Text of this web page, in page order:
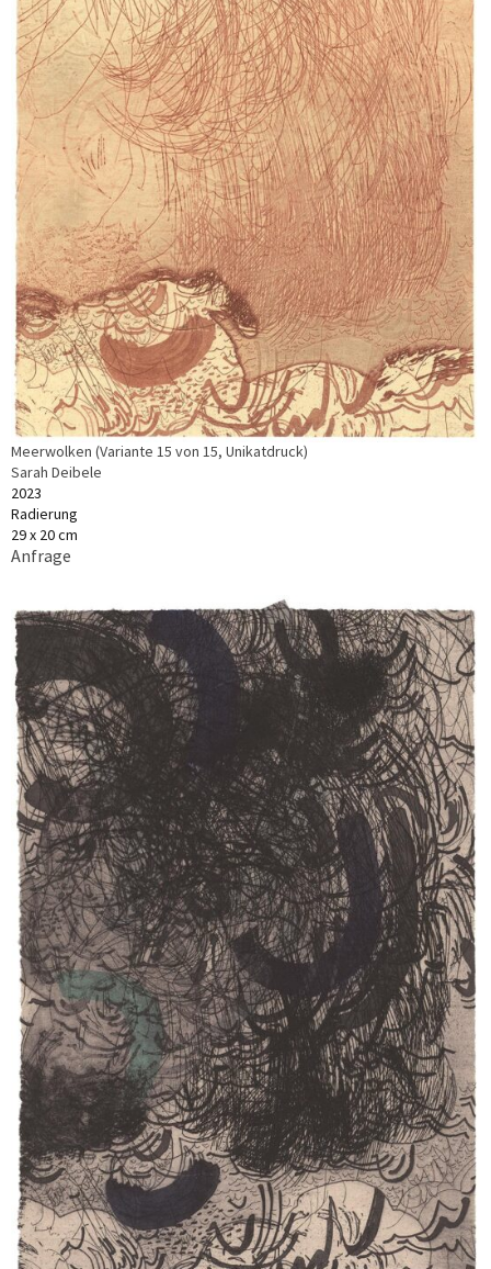
Meerwolken (Variante 15 von 15, Unikatdruck)
Sarah Deibele
2023
Radierung
29 x 20 cm
Anfrage